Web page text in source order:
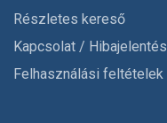
Részletes kereső
Kapcsolat / Hibajelentés
Felhasználási feltételek